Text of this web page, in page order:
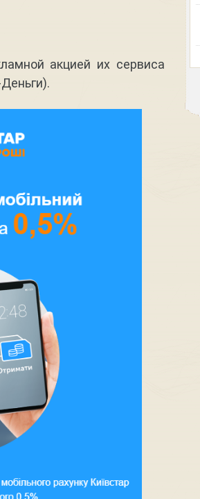
акцией их сервиса